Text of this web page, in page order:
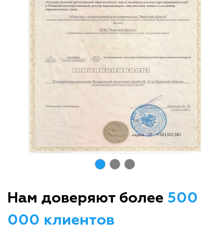
Нам доверяют более 500
000 клиентов